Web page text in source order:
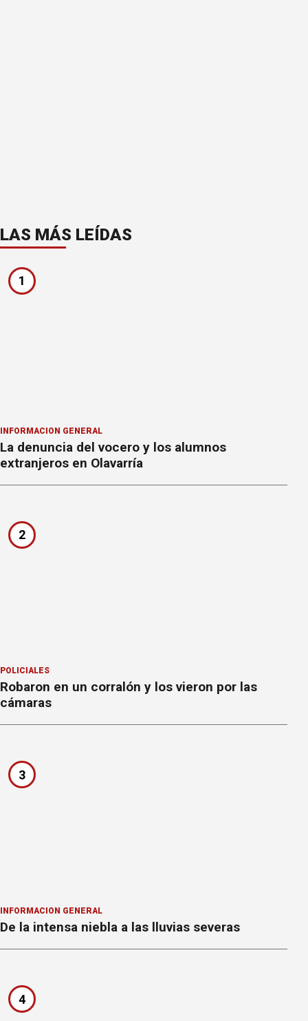
LAS MÁS LEÍDAS
1
INFORMACION GENERAL
La denuncia del vocero y los alumnos
extranjeros en Olavarría
2
POLICIALES
Robaron en un corralón y los vieron por las
cámaras
3
INFORMACION GENERAL
De la intensa niebla a las lluvias severas
4